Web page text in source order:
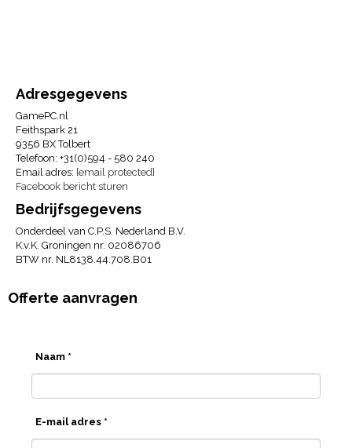
Adresgegevens
GamePC.nl
Feithspark 21
9356 BX Tolbert
Telefoon: +31(0)594 - 580 240
Email adres: [email protected]
Facebook bericht sturen
Bedrijfsgegevens
Onderdeel van C.P.S. Nederland B.V.
K.v.K. Groningen nr. 02086706
BTW nr. NL8138.44.708.B01
Offerte aanvragen
Naam *
E-mail adres *